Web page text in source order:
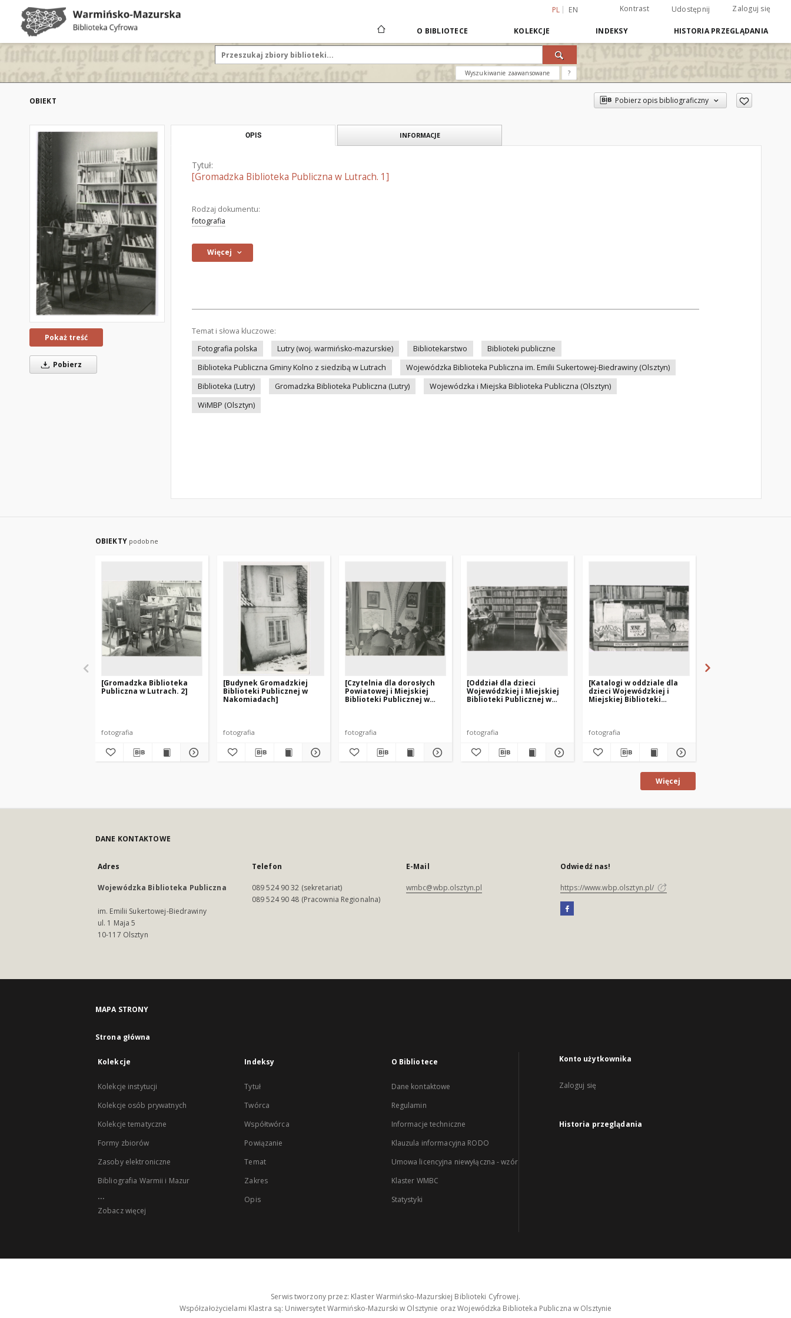
PL EN Kontrast Udostępnij Zaloguj się
O BIBLIOTECE KOLEKCJE INDEKSY HISTORIA PRZEGLĄDANIA
Wyszukiwanie zaawansowane ?
OBIEKT Pobierz opis bibliograficzny
Pokaż treść
Pobierz
OPIS INFORMACJE
Tytuł:
[Gromadzka Biblioteka Publiczna w Lutrach. 1]
Rodzaj dokumentu:
fotografia
Więcej
Temat i słowa kluczowe:
Fotografia polska
Lutry (woj. warmińsko-mazurskie) Bibliotekarstwo
Biblioteki publiczne
Biblioteka Publiczna Gminy Kolno z siedzibą w Lutrach
Wojewódzka Biblioteka Publiczna im. Emilii Sukertowej-Biedrawiny (Olsztyn)
Biblioteka (Lutry)
Gromadzka Biblioteka Publiczna (Lutry)
Wojewódzka i Miejska Biblioteka Publiczna (Olsztyn)
WiMBP (Olsztyn)
OBIEKTY podobne
[Gromadzka Biblioteka
Publiczna w Lutrach. 2]
fotografia
[Budynek Gromadzkiej
Biblioteki Publicznej w
Nakomiadach]
fotografia
[Czytelnia dla dorosłych
Powiatowej i Miejskiej
Biblioteki Publicznej w
fotografia
[Oddział dla dzieci
Wojewódzkiej i Miejskiej
Biblioteki Publicznej w
fotografia
[Katalogi w oddziale dla
dzieci Wojewódzkiej i
Miejskiej Biblioteki
fotografia
Więcej
DANE KONTAKTOWE
Adres
Wojewódzka Biblioteka Publiczna
im. Emilii Sukertowej-Biedrawiny
ul. 1 Maja 5
10-117 Olsztyn
Telefon
089 524 90 32 (sekretariat)
089 524 90 48 (Pracownia Regionalna)
E-Mail
wmbc@wbp.olsztyn.pl
Odwiedź nas!
https://www.wbp.olsztyn.pl/
MAPA STRONY
Strona główna
Kolekcje
Kolekcje instytucji
Kolekcje osób prywatnych
Kolekcje tematyczne
Formy zbiorów
Zasoby elektroniczne
Bibliografia Warmii i Mazur
...
Zobacz więcej
Indeksy
Tytuł
Twórca
Współtwórca
Powiązanie
Temat
Zakres
Opis
O Bibliotece
Dane kontaktowe
Regulamin
Informacje techniczne
Klauzula informacyjna RODO
Umowa licencyjna niewyłączna - wzór
Klaster WMBC
Statystyki
Konto użytkownika
Zaloguj się
Historia przeglądania
Serwis tworzony przez: Klaster Warmińsko-Mazurskiej Biblioteki Cyfrowej.
Współzałożycielami Klastra są: Uniwersytet Warmińsko-Mazurski w Olsztynie oraz Wojewódzka Biblioteka Publiczna w Olsztynie